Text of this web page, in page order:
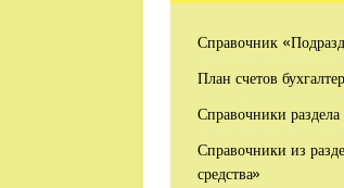
Справочник
План счетов
Справочники
Справочники из
средства»